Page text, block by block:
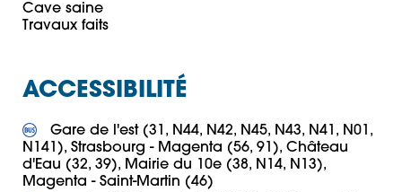
Cave saine
ACCESSIBILITÉ
Gare de l'est (31, N44, N42, N45, N43, N41, N01,
N141), Strasbourg - Magenta (56, 91), Château
d'Eau (32, 39), Mairie du 10e (38, N14, N13),